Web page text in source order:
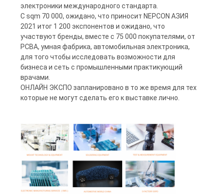
электроники международного стандарта.
С sqm 70 000, ожидано, что приносит NEPCON АЗИЯ
2021 итог 1 200 экспонентов и ожидано, что
участвуют бренды, вместе с 75 000 покупателями, от
PCBA, умная фабрика, автомобильная электроника,
для того чтобы исследовать возможности для
бизнеса и сеть с промышленными практикующий
врачами.
ОНЛАЙН ЭКСПО запланировано в то же время для тех
которые не могут сделать его к выставке лично.